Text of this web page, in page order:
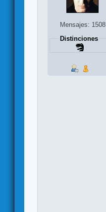
Mensajes: 1508
Distinciones